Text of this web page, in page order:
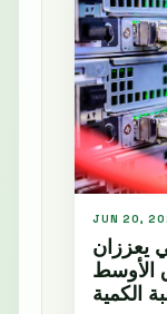
JUN 20,
يعززان
الأوسط
الكمية